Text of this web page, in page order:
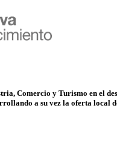
Comercio y Turismo en el
a su vez la oferta local